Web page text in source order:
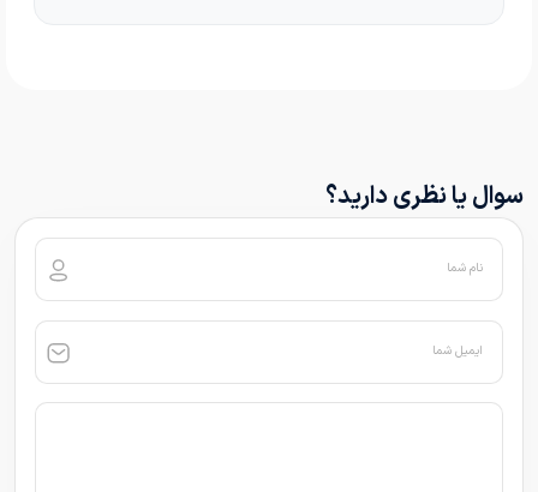
سوال یا نظری دارید؟
نام شما
ایمیل شما